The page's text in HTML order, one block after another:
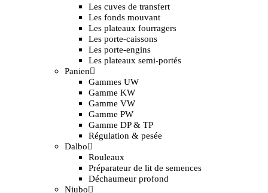
Les cuves de transfert
Les fonds mouvant
Les plateaux fourragers
Les porte-caissons
Les porte-engins
Les plateaux semi-portés
Panien
Gammes UW
Gamme KW
Gamme VW
Gamme PW
Gamme DP & TP
Régulation & pesée
Dalbo
Rouleaux
Préparateur de lit de semences
Déchaumeur profond
Niubo